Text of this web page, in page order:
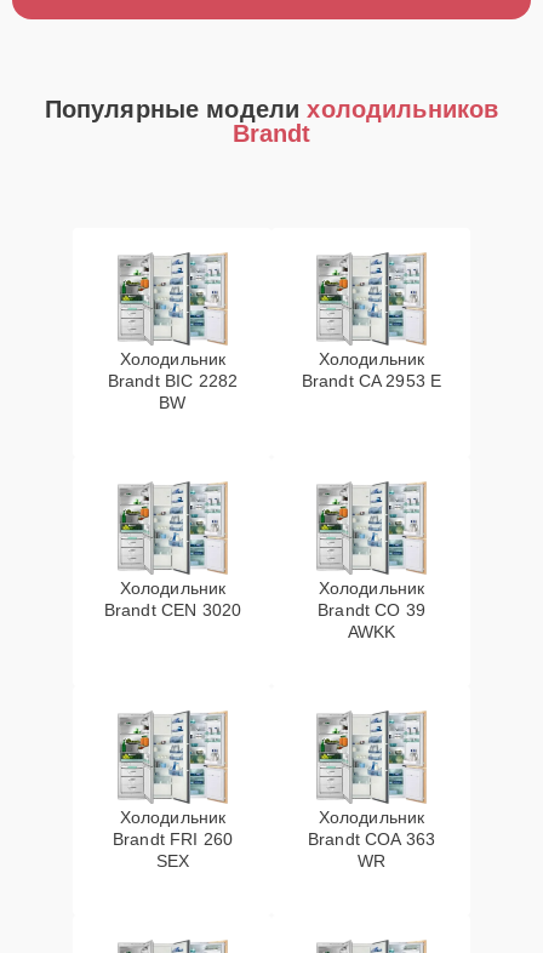
Популярные моделихолодильников
Brandt
Холодильник
Brandt BIC 2282
BW
Холодильник
Brandt CA 2953 E
Холодильник
Brandt CEN 3020
Холодильник
Brandt CO 39
AWKK
Холодильник
Brandt FRI 260
SEX
Холодильник
Brandt COA 363
WR